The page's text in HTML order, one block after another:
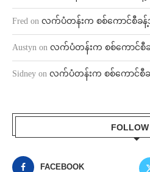
Fred on လက်ပံတန်းက စစ်ကောင်စီခန့်
Austyn on လက်ပံတန်းက စစ်ကောင်စီခ
Sidney on လက်ပံတန်းက စစ်ကောင်စီခ
FOLLOW
FACEBOOK